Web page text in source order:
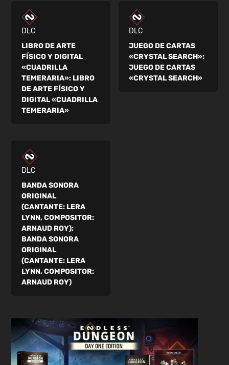
DLC
LIBRO DE ARTE
FÍSICO Y DIGITAL
«CUADRILLA
TEMERARIA»: LIBRO
DE ARTE FÍSICO Y
DIGITAL «CUADRILLA
TEMERARIA»
DLC
JUEGO DE CARTAS
«CRYSTAL SEARCH»:
JUEGO DE CARTAS
«CRYSTAL SEARCH»
DLC
BANDA SONORA
ORIGINAL
(CANTANTE: LERA
LYNN, COMPOSITOR:
ARNAUD ROY):
BANDA SONORA
ORIGINAL
(CANTANTE: LERA
LYNN, COMPOSITOR:
ARNAUD ROY)